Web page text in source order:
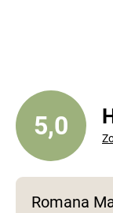
5,0
Romana